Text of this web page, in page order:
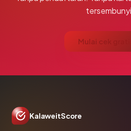
Mulai cek
KalaweitScore